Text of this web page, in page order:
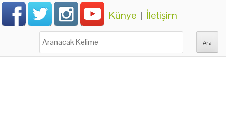
Künye | İletişim